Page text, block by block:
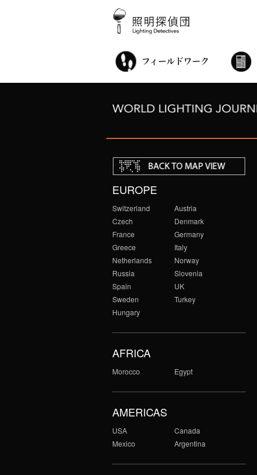
EUROPE
Switzerland
Austria
Czech
Denmark
France
Germany
Greece
Italy
Netherlands
Norway
Russia
Slovenia
Spain
UK
Sweden
Turkey
Hungary
AFRICA
Morocco Egypt
AMERICAS
USA
Canada
Mexico
Argentina